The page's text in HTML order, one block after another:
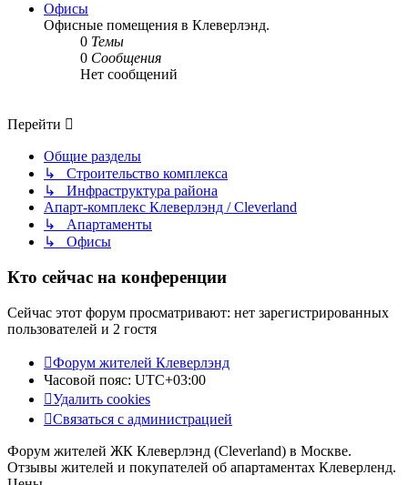
Офисы
Офисные помещения в Клеверлэнд.
0 Темы
0 Сообщения
Нет сообщений
Перейти
Общие разделы
↳ Строительство комплекса
↳ Инфраструктура района
Апарт-комплекс Клеверлэнд / Cleverland
↳ Апартаменты
↳ Офисы
Кто сейчас на конференции
Сейчас этот форум просматривают: нет зарегистрированных
пользователей и 2 гостя
Форум жителей Клеверлэнд
Часовой пояс: UTC+03:00
Удалить cookies
Связаться с администрацией
Форум жителей ЖК Клеверлэнд (Cleverland) в Москве.
Отзывы жителей и покупателей об апартаментах Клеверленд.